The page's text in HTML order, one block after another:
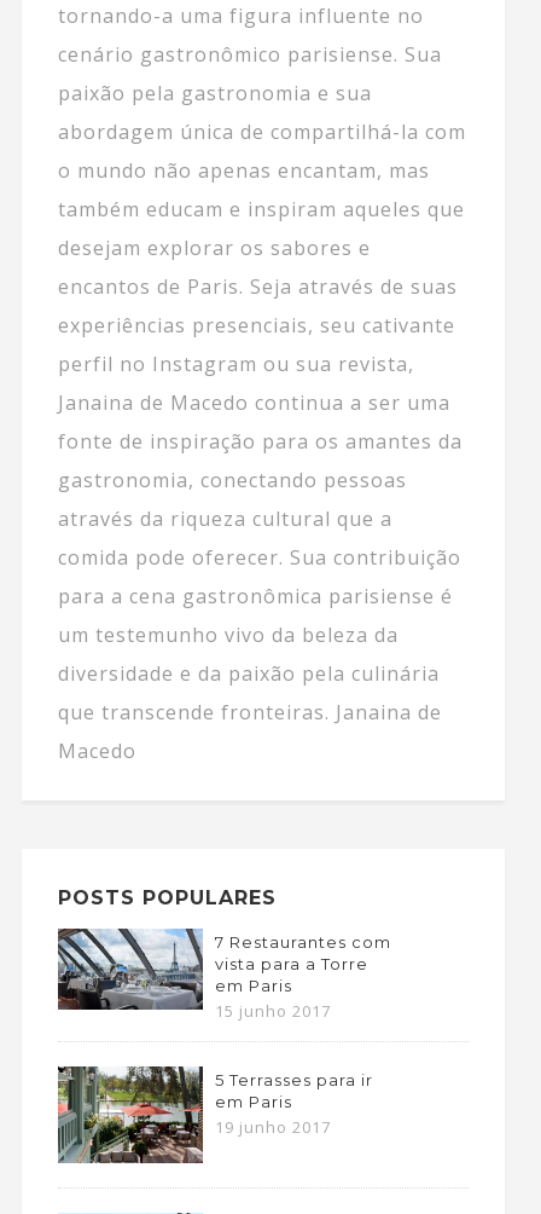
tornando-a uma figura influente no
cenário gastronômico parisiense. Sua
paixão pela gastronomia e sua
abordagem única de compartilhá-la com
o mundo não apenas encantam, mas
também educam e inspiram aqueles que
desejam explorar os sabores e
encantos de Paris. Seja através de suas
experiências presenciais, seu cativante
perfil no Instagram ou sua revista,
Janaina de Macedo continua a ser uma
fonte de inspiração para os amantes da
gastronomia, conectando pessoas
através da riqueza cultural que a
comida pode oferecer. Sua contribuição
para a cena gastronômica parisiense é
um testemunho vivo da beleza da
diversidade e da paixão pela culinária
que transcende fronteiras. Janaina de
Macedo
POSTS POPULARES
7 Restaurantes com
vista para a Torre
em Paris
15 junho 2017
5 Terrasses para ir
em Paris
19 junho 2017